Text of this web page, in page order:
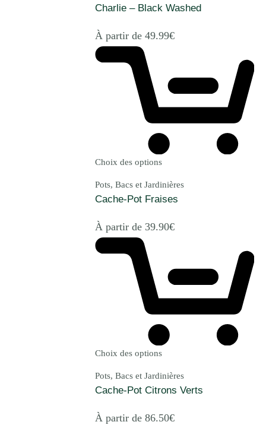
Charlie – Black Washed
À partir de 49.99€
Choix des options
Pots, Bacs et Jardinières
Cache-Pot Fraises
À partir de 39.90€
Choix des options
Pots, Bacs et Jardinières
Cache-Pot Citrons Verts
À partir de 86.50€